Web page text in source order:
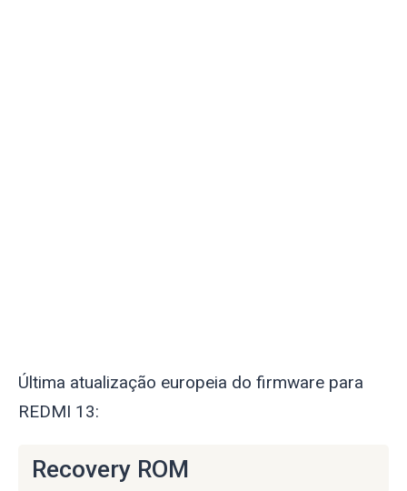
Última atualização europeia do firmware para
REDMI 13:
Recovery ROM